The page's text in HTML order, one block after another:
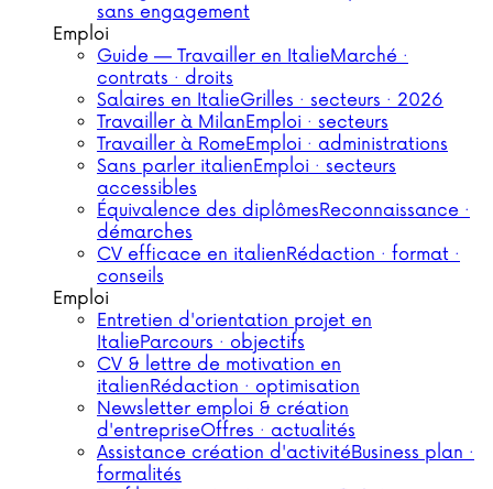
sans engagement
Emploi
Guide — Travailler en ItalieMarché ·
contrats · droits
Salaires en ItalieGrilles · secteurs · 2026
Travailler à MilanEmploi · secteurs
Travailler à RomeEmploi · administrations
Sans parler italienEmploi · secteurs
accessibles
Équivalence des diplômesReconnaissance ·
démarches
CV efficace en italienRédaction · format ·
conseils
Emploi
Entretien d'orientation projet en
ItalieParcours · objectifs
CV & lettre de motivation en
italienRédaction · optimisation
Newsletter emploi & création
d'entrepriseOffres · actualités
Assistance création d'activitéBusiness plan ·
formalités